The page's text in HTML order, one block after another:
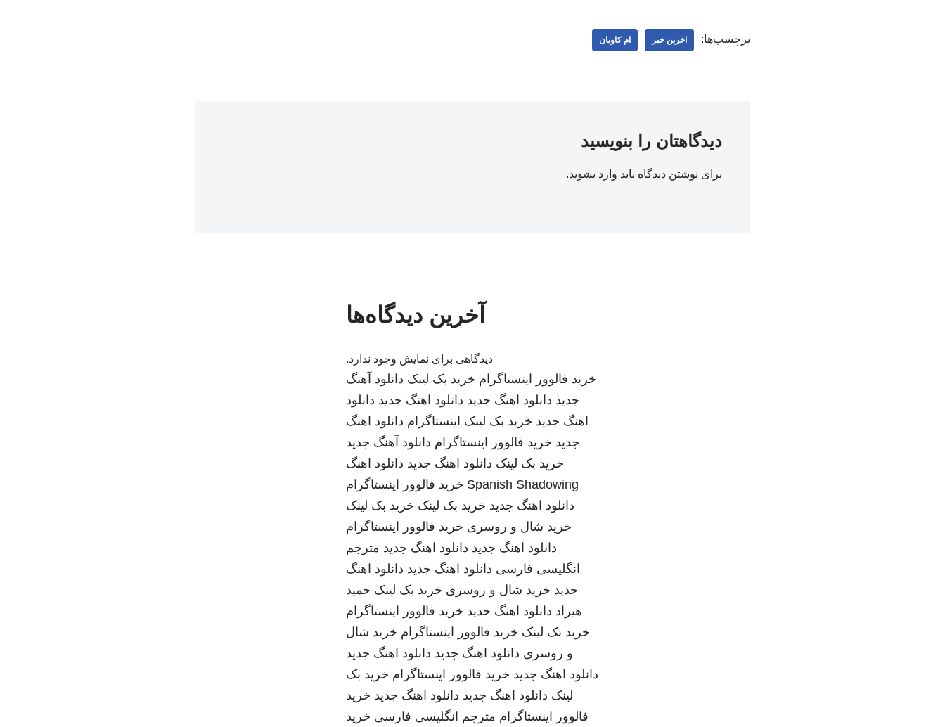
برچسب‌ها: اخرین خبر ام کاویان
دیدگاهتان را بنویسید
برای نوشتن دیدگاه باید وارد بشوید.
آخرین دیدگاه‌ها
دیدگاهی برای نمایش وجود ندارد.
خرید فالوور اینستاگرام خرید بک لینک دانلود آهنگ
جدید دانلود اهنگ جدید دانلود اهنگ جدید دانلود
اهنگ جدید خرید بک لینک اینستاگرام دانلود اهنگ
جدید خرید فالوور اینستاگرام دانلود آهنگ جدید
خرید بک لینک دانلود اهنگ جدید دانلود اهنگ
Spanish Shadowing خرید فالوور اینستاگرام
دانلود اهنگ جدید خرید بک لینک خرید بک لینک
خرید شال و روسری خرید فالوور اینستاگرام
دانلود اهنگ جدید دانلود اهنگ جدید مترجم
انگلیسی فارسی دانلود اهنگ جدید دانلود اهنگ
جدید خرید شال و روسری خرید بک لینک حمید
هیراد دانلود اهنگ جدید خرید فالوور اینستاگرام
خرید بک لینک خرید فالوور اینستاگرام خرید شال
و روسری دانلود اهنگ جدید دانلود اهنگ جدید
دانلود اهنگ جدید خرید فالوور اینستاگرام خرید بک
لینک دانلود اهنگ جدید دانلود اهنگ جدید خرید
فالوور اینستاگرام مترجم انگلیسی فارسی خرید